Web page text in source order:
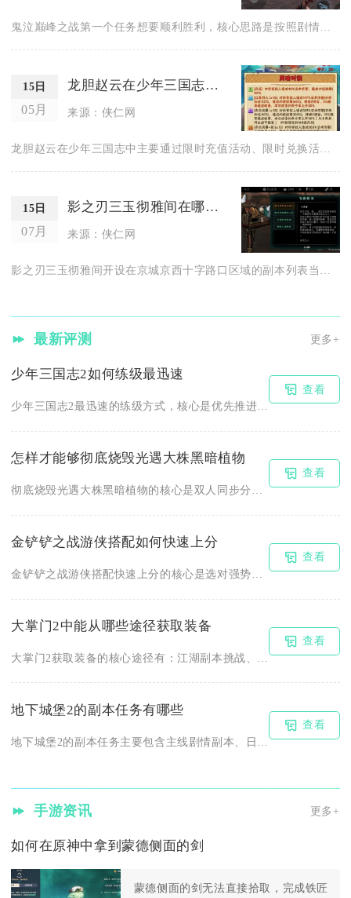
鬼泣巅峰之战第一个任务想要顺利胜利，核心思路是按照剧情流程清...
15日
05月
龙胆赵云在少年三国志游戏中怎么获取
来源：侠仁网
15日
07月
影之刃三玉彻雅间在哪里开设的
来源：侠仁网
最新评测 更多+
少年三国志2如何练级最迅速
少年三国志2最迅速的练级方式，核心是优先推进主线任务、最大化...
查看
怎样才能够彻底烧毁光遇大株黑暗植物
查看
金铲铲之战游侠搭配如何快速上分
查看
大掌门2中能从哪些途径获取装备
查看
地下城堡2的副本任务有哪些
查看
手游资讯 更多+
如何在原神中拿到蒙德侧面的剑
蒙德侧面的剑无法直接拾取，完成铁匠